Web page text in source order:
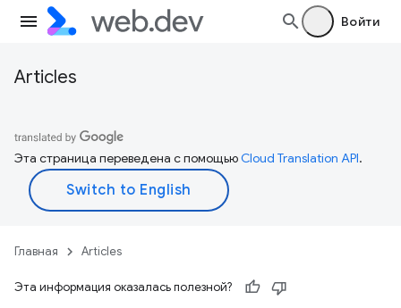
Войти
Articles
Эта страница переведена с помощьюCloud Translation API.
Главная Articles
Эта информация оказалась полезной?